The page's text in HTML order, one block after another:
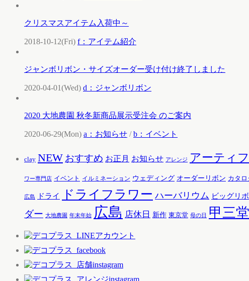
クリスマスアイテム入荷中～
2018-10-12(Fri) f：アイテム紹介
ジャンボリボン・サイズオーダー受け付け終了しました
2020-04-01(Wed) d：ジャンボリボン
2020 大地農園 秋冬新商品展示受注会 のご案内
2020-06-29(Mon) a：お知らせ /b：イベント
clay NEW おすすめ お正月 お知らせ アレンジ アーティ
ワー専門店 イベント イルミネーション ウェディング オーダーリボン カタロ
広島 ドライ ドライフラワー ハーバリウム ビッグリ
ダー 大地農園 年末年始 広島 店休日 新作 東京堂 母の日 甲三堂